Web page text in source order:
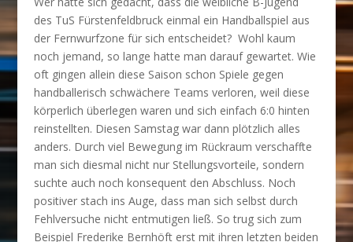
des TuS Fürstenfeldbruck einmal ein Handballspiel aus
der Fernwurfzone für sich entscheidet? Wohl kaum
noch jemand, so lange hatte man darauf gewartet. Wie
oft gingen allein diese Saison schon Spiele gegen
handballerisch schwächere Teams verloren, weil diese
körperlich überlegen waren und sich einfach 6:0 hinten
reinstellten. Diesen Samstag war dann plötzlich alles
anders. Durch viel Bewegung im Rückraum verschaffte
man sich diesmal nicht nur Stellungsvorteile, sondern
suchte auch noch konsequent den Abschluss. Noch
positiver stach ins Auge, dass man sich selbst durch
Fehlversuche nicht entmutigen ließ. So trug sich zum
Beispiel Frederike Bernhöft erst mit ihren letzten beiden